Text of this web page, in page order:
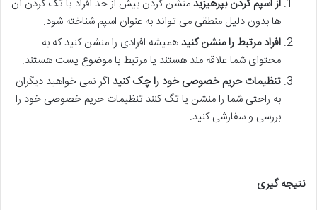
از اسپم کردن بپرهیزیدمنشن کردن بیش از حد افراد یا تگ کردن آن
ها بدون دلیل منطقی می تواند به عنوان اسپم شناخته شود.
افراد مرتبط را منشن کنیدهمیشه افرادی را منشن کنید که به
محتوای شما علاقه مند هستند یا مرتبط با موضوع پست هستند.
تنظیمات حریم خصوصی خود را چک کنید اگر نمی خواهید دیگران
به راحتی شما را منشن یا تگ کنند تنظیمات حریم خصوصی خود را
بررسی و سفارشی کنید.
نتیجه گیری